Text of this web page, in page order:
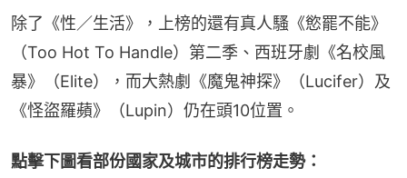
除了《性／生活》，上榜的還有真人騷《慾罷不能》
（Too Hot To Handle）第二季、西班牙劇《名校風
暴》（Elite），而大熱劇《魔鬼神探》（Lucifer）及
《怪盜羅蘋》（Lupin）仍在頭10位置。
點擊下圖看部份國家及城市的排行榜走勢：